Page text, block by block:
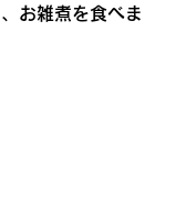
お雑煮を食べま